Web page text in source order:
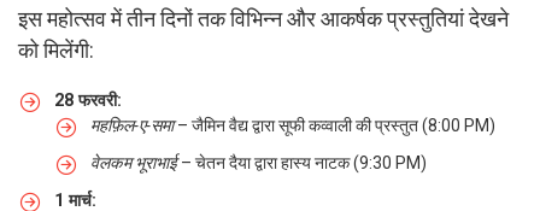
इस महोत्सव में तीन दिनों तक विभिन्न और आकर्षक प्रस्तुतियां देखने
को मिलेंगी:
28 फरवरी:
महफ़िल-ए-समा– जैमिन वैद्य द्वारा सूफी कव्वाली की प्रस्तुत (8:00 PM)
वेलकम भूराभाई– चेतन दैया द्वारा हास्य नाटक (9:30 PM)
1 मार्च: